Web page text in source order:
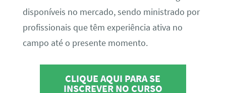
disponíveis no mercado, sendo ministrado por
profissionais que têm experiência ativa no
campo até o presente momento.
CLIQUE AQUI PARA SE
INSCREVER NO CURSO